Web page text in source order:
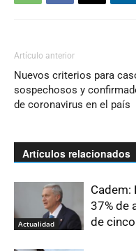
Artículo anterior
Nuevos criterios para
sospechosos y
de coronavirus en el país
Artículos relacionados
Actualidad
Cadem:
37% de
de